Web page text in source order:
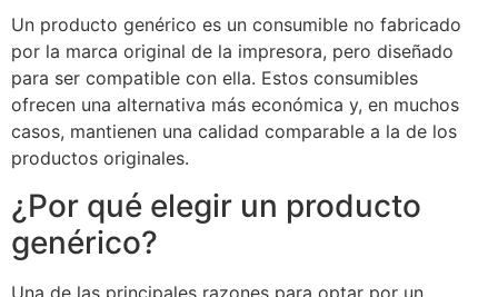
Un producto genérico es un consumible no fabricado
por la marca original de la impresora, pero diseñado
para ser compatible con ella. Estos consumibles
ofrecen una alternativa más económica y, en muchos
casos, mantienen una calidad comparable a la de los
productos originales.
¿Por qué elegir un producto
genérico?
Una de las principales razones para optar por un